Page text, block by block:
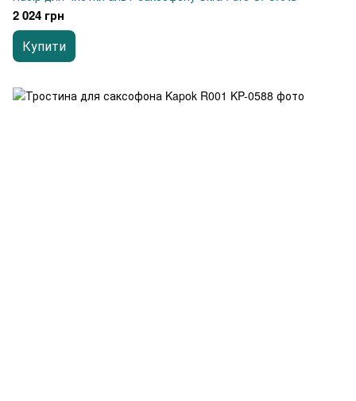
2 024 грн
Купити